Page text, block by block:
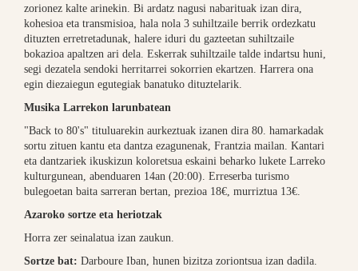
zorionez kalte arinekin. Bi ardatz nagusi nabarituak izan dira,
kohesioa eta transmisioa, hala nola 3 suhiltzaile berrik ordezkatu
dituzten erretretadunak, halere iduri du gazteetan suhiltzaile
bokazioa apaltzen ari dela. Eskerrak suhiltzaile talde indartsu huni,
segi dezatela sendoki herritarrei sokorrien ekartzen. Harrera ona
egin diezaiegun egutegiak banatuko dituztelarik.
Musika Larrekon larunbatean
"Back to 80's" tituluarekin aurkeztuak izanen dira 80. hamarkadak
sortu zituen kantu eta dantza ezagunenak, Frantzia mailan. Kantari
eta dantzariek ikuskizun koloretsua eskaini beharko lukete Larreko
kulturgunean, abenduaren 14an (20:00). Erreserba turismo
bulegoetan baita sarreran bertan, prezioa 18€, murriztua 13€.
Azaroko sortze eta heriotzak
Horra zer seinalatua izan zaukun.
Sortze bat: Darboure Iban, hunen bizitza zoriontsua izan dadila.